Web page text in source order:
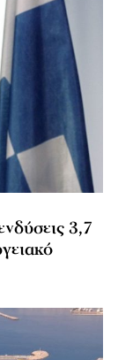
3,7